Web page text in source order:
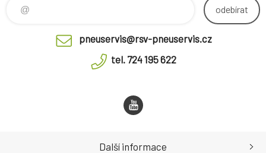
odebírat
pneuservis@rsv-pneuservis.cz
tel. 724 195 622
Další informace